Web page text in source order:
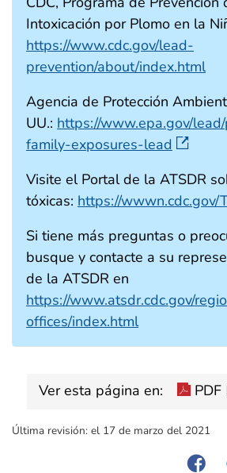
Intoxicación por Plomo en la
https://www.cdc.gov/lead-
prevention/about/index.html
Agencia de Protección
UU.: https://www.epa.gov/
family-exposures-lead
Visite el Portal de la ATSDR
tóxicas: https://wwwn.cdc.gov/
Si tiene más preguntas o
busque y contacte a su
de la ATSDR en
https://www.atsdr.cdc.gov/
offices/index.html
Ver esta página en:
Última revisión: el 17 de marzo del 2021